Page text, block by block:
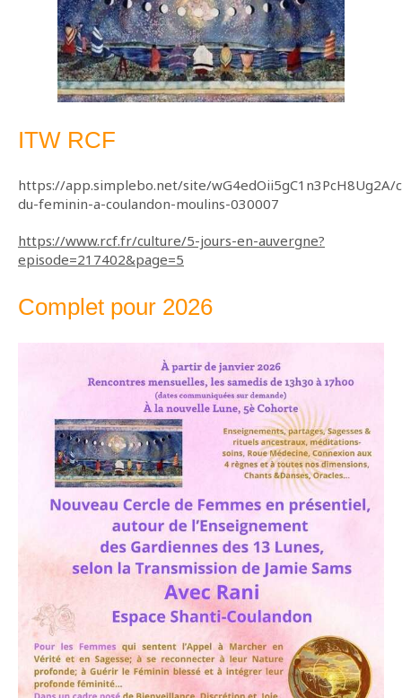
ITW RCF
https://app.simplebo.net/site/
du-feminin-a-coulandon-moulins-030007
https://www.rcf.fr/culture/5-jours-en-auvergne?
episode=217402&page=5
Complet pour 2026